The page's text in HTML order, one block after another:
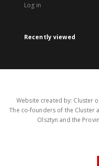
Log in
Recently viewed
Website created by: Cluster
The co-founders of the Cluster
Olsztyn and the